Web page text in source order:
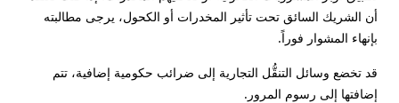
أن الشريك السائق تحت تأثير المخدرات أو الكحول، يرجى مطالبته
بإنهاء المشوار فوراً.
قد تخضع وسائل التنقُّل التجارية إلى ضرائب حكومية إضافية، تتم
إضافتها إلى رسوم المرور.